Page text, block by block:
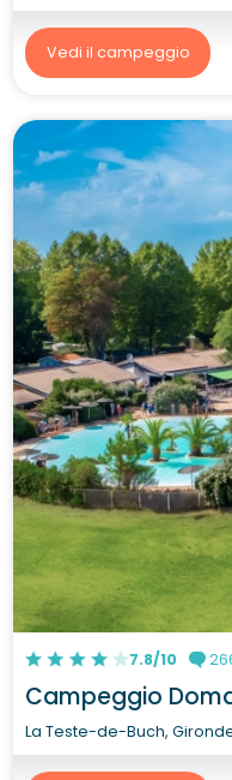
Vedi il campeggio
7.8/10
Campeggio
La Teste-de-Buch,